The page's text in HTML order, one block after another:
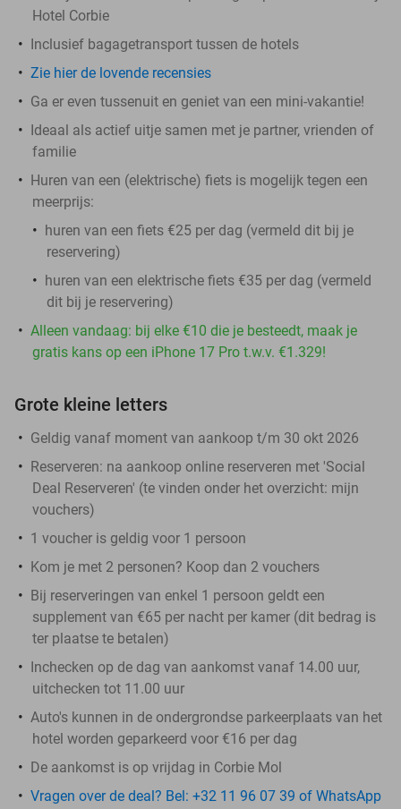
Hotel Corbie
Inclusief bagagetransport tussen de hotels
Zie hier de lovende recensies
Ga er even tussenuit en geniet van een mini-vakantie!
Ideaal als actief uitje samen met je partner, vrienden of
familie
Huren van een (elektrische) fiets is mogelijk tegen een
meerprijs:
huren van een fiets €25 per dag (vermeld dit bij je
reservering)
huren van een elektrische fiets €35 per dag (vermeld
dit bij je reservering)
Alleen vandaag: bij elke €10 die je besteedt, maak je
gratis kans op een iPhone 17 Pro t.w.v. €1.329!
Grote kleine letters
Geldig vanaf moment van aankoop t/m 30 okt 2026
Reserveren: na aankoop online reserveren met 'Social
Deal Reserveren' (te vinden onder het overzicht: mijn
vouchers)
1 voucher is geldig voor 1 persoon
Kom je met 2 personen? Koop dan 2 vouchers
Bij reserveringen van enkel 1 persoon geldt een
supplement van €65 per nacht per kamer (dit bedrag is
ter plaatse te betalen)
Inchecken op de dag van aankomst vanaf 14.00 uur,
uitchecken tot 11.00 uur
Auto's kunnen in de ondergrondse parkeerplaats van het
hotel worden geparkeerd voor €16 per dag
De aankomst is op vrijdag in Corbie Mol
Vragen over de deal? Bel: +32 11 96 07 39 of WhatsApp